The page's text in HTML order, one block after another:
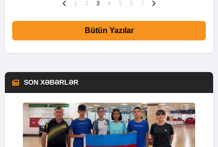
1 2 3 4 5 6 7
Bütün Yazılar
SON XƏBƏRLƏR